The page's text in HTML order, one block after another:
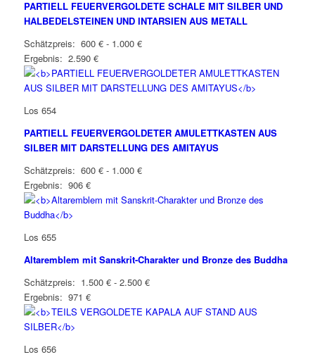
PARTIELL FEUERVERGOLDETE SCHALE MIT SILBER UND
HALBEDELSTEINEN UND INTARSIEN AUS METALL
Schätzpreis: 600 € - 1.000 €
Ergebnis: 2.590 €
Los 654
PARTIELL FEUERVERGOLDETER AMULETTKASTEN AUS
SILBER MIT DARSTELLUNG DES AMITAYUS
Schätzpreis: 600 € - 1.000 €
Ergebnis: 906 €
Los 655
Altaremblem mit Sanskrit-Charakter und Bronze des Buddha
Schätzpreis: 1.500 € - 2.500 €
Ergebnis: 971 €
Los 656